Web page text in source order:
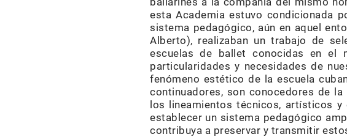
esta Academia estuvo condicionada
sistema pedagógico, aún en aquel
Alberto), realizaban un trabajo de
escuelas de ballet conocidas en el
particularidades y necesidades de
fenómeno estético de la escuela
continuadores, son conocedores de
los lineamientos técnicos, artísticos
establecer un sistema pedagógico
contribuya a preservar y transmitir